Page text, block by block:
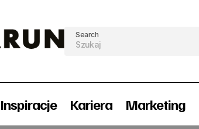
Search
Inspiracje Kariera Marketing